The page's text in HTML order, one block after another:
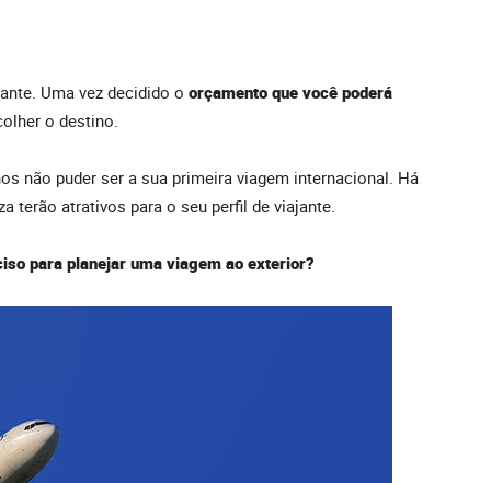
Uma vez decidido o orçamento que você poderá
o destino.
não puder ser a sua primeira viagem internacional. Há
terão atrativos para o seu perfil de viajante.
para planejar uma viagem ao exterior?